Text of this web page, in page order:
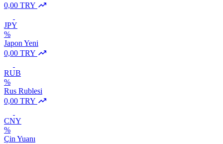
0,00 TRY
JPY
%
Japon Yeni
0,00 TRY
RUB
%
Rus Rublesi
0,00 TRY
CNY
%
Çin Yuanı